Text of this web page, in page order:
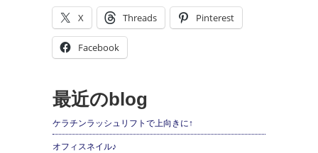
X Threads Pinterest
Facebook
最近のblog
ケラチンラッシュリフトで上向きに↑
オフィスネイル♪